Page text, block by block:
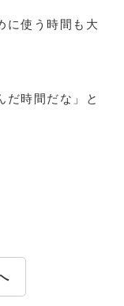
に使う時間も大
だ時間だな」と